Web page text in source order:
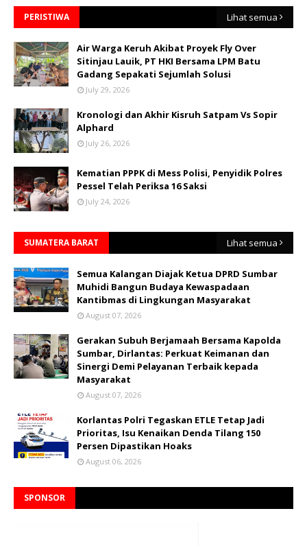
PERISTIWA Lihat semua
Air Warga Keruh Akibat Proyek Fly Over
Sitinjau Lauik, PT HKI Bersama LPM Batu
Gadang Sepakati Sejumlah Solusi
July 29, 2026
Kronologi dan Akhir Kisruh Satpam Vs Sopir
Alphard
July 26, 2026
Kematian PPPK di Mess Polisi, Penyidik Polres
Pessel Telah Periksa 16 Saksi
July 24, 2026
SUMATERA BARAT Lihat semua
Semua Kalangan Diajak Ketua DPRD Sumbar
Muhidi Bangun Budaya Kewaspadaan
Kantibmas di Lingkungan Masyarakat
August 07, 2026
Gerakan Subuh Berjamaah Bersama Kapolda
Sumbar, Dirlantas: Perkuat Keimanan dan
Sinergi Demi Pelayanan Terbaik kepada
Masyarakat
August 07, 2026
Korlantas Polri Tegaskan ETLE Tetap Jadi
Prioritas, Isu Kenaikan Denda Tilang 150
Persen Dipastikan Hoaks
August 06, 2026
SPONSOR